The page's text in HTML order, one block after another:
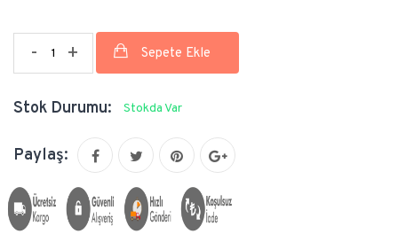
- +
Stok Durumu: Stokda Var
Paylaş: